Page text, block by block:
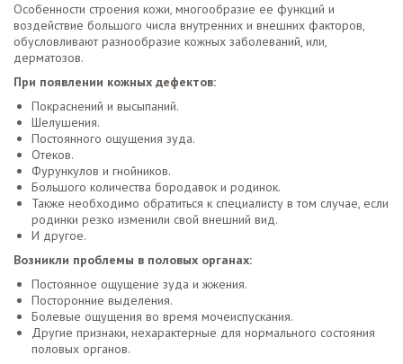
Особенности строения кожи, многообразие ее функций и
воздействие большого числа внутренних и внешних факторов,
обусловливают разнообразие кожных заболеваний, или,
дерматозов.
При появлении кожных дефектов:
Покраснений и высыпаний.
Шелушения.
Постоянного ощущения зуда.
Отеков.
Фурункулов и гнойников.
Большого количества бородавок и родинок.
Также необходимо обратиться к специалисту в том случае, если
родинки резко изменили свой внешний вид.
И другое.
Возникли проблемы в половых органах:
Постоянное ощущение зуда и жжения.
Посторонние выделения.
Болевые ощущения во время мочеиспускания.
Другие признаки, нехарактерные для нормального состояния
половых органов.